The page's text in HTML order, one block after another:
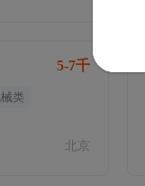
5-7千
类
北京